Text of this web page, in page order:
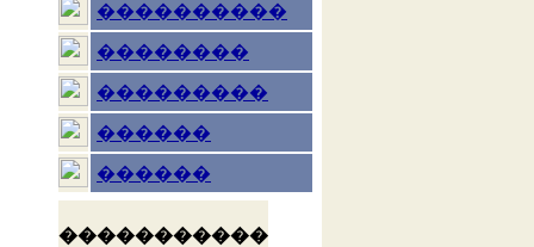
����������
��������
���������
������
������
�����������